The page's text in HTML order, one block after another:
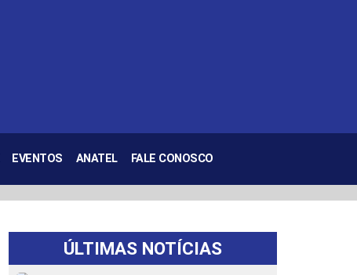
EVENTOS ANATEL FALE CONOSCO
ÚLTIMAS NOTÍCIAS